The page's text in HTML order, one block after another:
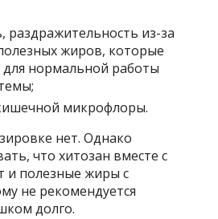
раздражительность из-за
жиров, которые
нормальной работы
микрофлоры.
нет. Однако
что хитозан вместе с
и полезные жиры с
не рекомендуется
долго.